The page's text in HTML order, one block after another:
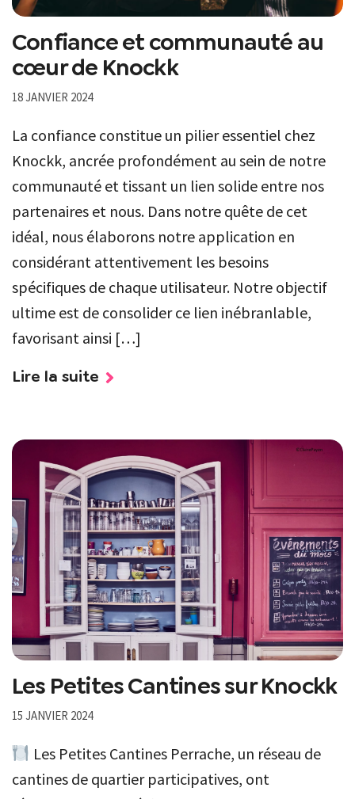
Confiance et communauté au
cœur de Knockk
18 JANVIER 2024
La confiance constitue un pilier essentiel chez
Knockk, ancrée profondément au sein de notre
communauté et tissant un lien solide entre nos
partenaires et nous. Dans notre quête de cet
idéal, nous élaborons notre application en
considérant attentivement les besoins
spécifiques de chaque utilisateur. Notre objectif
ultime est de consolider ce lien inébranlable,
favorisant ainsi […]
Lire la suite
Les Petites Cantines sur Knockk
15 JANVIER 2024
Les Petites Cantines Perrache, un réseau de
cantines de quartier participatives, ont